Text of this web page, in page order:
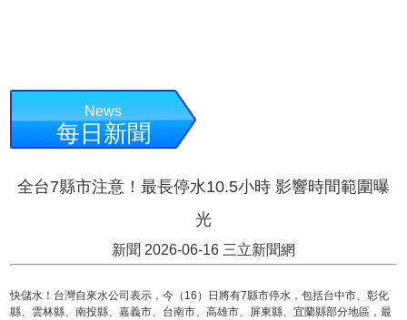
News
每日新聞
全台7縣市注意！最長停水10.5小時 影響時間範圍曝
光
新聞 2026-06-16 三立新聞網
快儲水！台灣自來水公司表示，今（16）日將有7縣市停水，包括台中市、彰化
縣、雲林縣、南投縣、嘉義市、台南市、高雄市、屏東縣、宜蘭縣部分地區，最